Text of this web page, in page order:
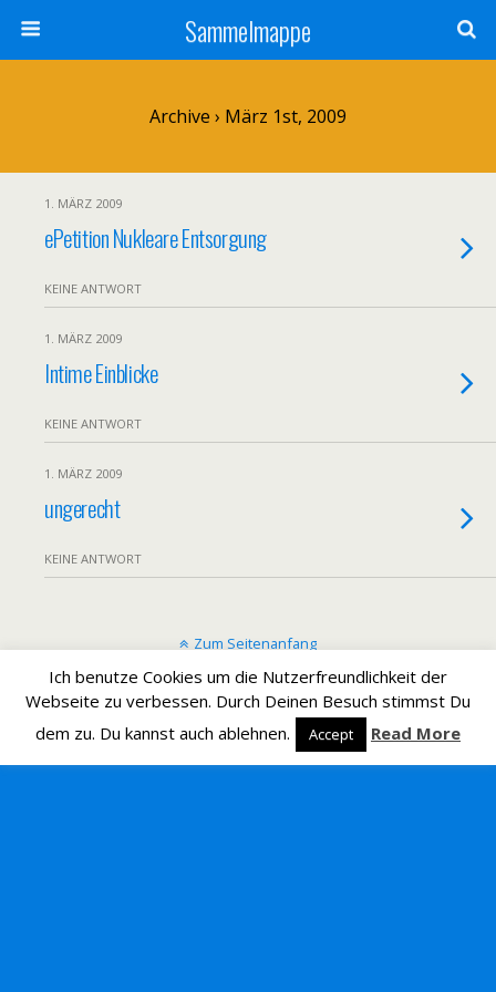
Sammelmappe
Archive › März 1st, 2009
1. MÄRZ 2009
ePetition Nukleare Entsorgung
KEINE ANTWORT
1. MÄRZ 2009
Intime Einblicke
KEINE ANTWORT
1. MÄRZ 2009
ungerecht
KEINE ANTWORT
Zum Seitenanfang
Mobil Desktop
Ich benutze Cookies um die Nutzerfreundlichkeit der
Webseite zu verbessen. Durch Deinen Besuch stimmst Du
dem zu. Du kannst auch ablehnen.
Accept Read More